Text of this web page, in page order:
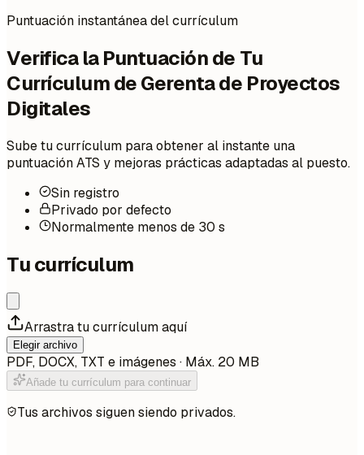
Puntuación instantánea del currículum
Verifica la Puntuación de Tu
Currículum de Gerenta de Proyectos
Digitales
Sube tu currículum para obtener al instante una
puntuación ATS y mejoras prácticas adaptadas al puesto.
Sin registro
Privado por defecto
Normalmente menos de 30 s
Tu currículum
Arrastra tu currículum aquí
Elegir archivo
PDF, DOCX, TXT e imágenes · Máx. 20 MB
Añade tu currículum para continuar
Tus archivos siguen siendo privados.